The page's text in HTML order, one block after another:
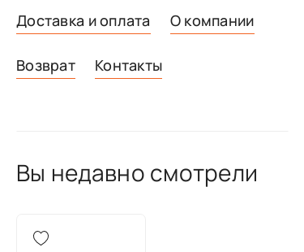
Доставка и оплата О компании
Возврат Контакты
Вы недавно смотрели